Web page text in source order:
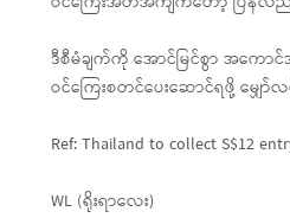
ဒီစီမံချက်ကို အောင်မြင်စွာ အကော
ဝင်ကြေးစတင်ပေးဆောင်ရဖို့ မျှော်
Ref: Thailand to collect S$12
WL (ရိုးရာလေး)